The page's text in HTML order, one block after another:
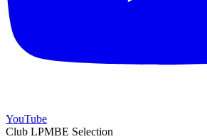
YouTube
Club LPMBE Selection